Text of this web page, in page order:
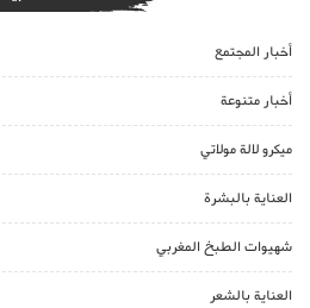
أخبار المجتمع
أخبار متنوعة
ميكرو لالة مولاتي
العناية بالبشرة
شهيوات الطبخ المغربي
العناية بالشعر